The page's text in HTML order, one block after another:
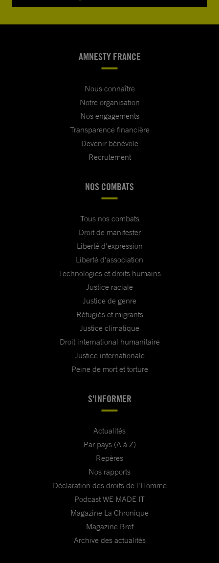
AMNESTY FRANCE
Nous connaître
Notre organisation
Nos engagements
Transparence financière
Devenir bénévole
Recrutement
NOS COMBATS
Tous nos combats
Droit de manifester
Liberté d'expression
Liberté d'association
Technologies et droits humains
Justice raciale
Justice de genre
Réfugiés et migrants
Justice climatique
Droit international humanitaire
Justice internationale
Peine de mort et torture
S'INFORMER
Actualités
Par pays (A à Z)
Repères
Nos rapports
Déclaration des droits de l'Homme
Podcast WE MADE IT
Magazine La Chronique
Magazine Bref
Archive des actualités